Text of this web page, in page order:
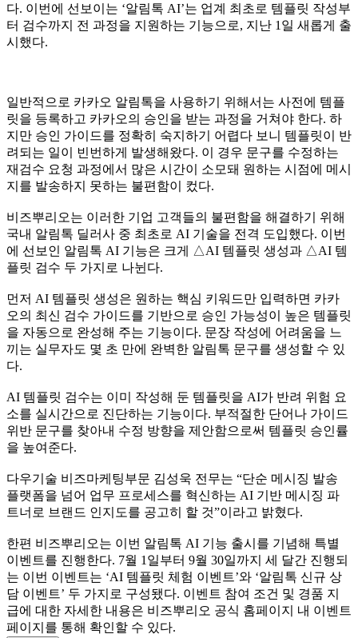
다. 이번에 선보이는 ‘알림톡 AI’는 업계 최초로 템플릿 작성부
터 검수까지 전 과정을 지원하는 기능으로, 지난 1일 새롭게 출
시했다.
일반적으로 카카오 알림톡을 사용하기 위해서는 사전에 템플
릿을 등록하고 카카오의 승인을 받는 과정을 거쳐야 한다. 하
지만 승인 가이드를 정확히 숙지하기 어렵다 보니 템플릿이 반
려되는 일이 빈번하게 발생해왔다. 이 경우 문구를 수정하는
재검수 요청 과정에서 많은 시간이 소모돼 원하는 시점에 메시
지를 발송하지 못하는 불편함이 컸다.
비즈뿌리오는 이러한 기업 고객들의 불편함을 해결하기 위해
국내 알림톡 딜러사 중 최초로 AI 기술을 전격 도입했다. 이번
에 선보인 알림톡 AI 기능은 크게 △AI 템플릿 생성과 △AI 템
플릿 검수 두 가지로 나뉜다.
먼저 AI 템플릿 생성은 원하는 핵심 키워드만 입력하면 카카
오의 최신 검수 가이드를 기반으로 승인 가능성이 높은 템플릿
을 자동으로 완성해 주는 기능이다. 문장 작성에 어려움을 느
끼는 실무자도 몇 초 만에 완벽한 알림톡 문구를 생성할 수 있
다.
AI 템플릿 검수는 이미 작성해 둔 템플릿을 AI가 반려 위험 요
소를 실시간으로 진단하는 기능이다. 부적절한 단어나 가이드
위반 문구를 찾아내 수정 방향을 제안함으로써 템플릿 승인률
을 높여준다.
다우기술 비즈마케팅부문 김성욱 전무는 “단순 메시징 발송
플랫폼을 넘어 업무 프로세스를 혁신하는 AI 기반 메시징 파
트너로 브랜드 인지도를 공고히 할 것”이라고 밝혔다.
한편 비즈뿌리오는 이번 알림톡 AI 기능 출시를 기념해 특별
이벤트를 진행한다. 7월 1일부터 9월 30일까지 세 달간 진행되
는 이번 이벤트는 ‘AI 템플릿 체험 이벤트’와 ‘알림톡 신규 상
담 이벤트’ 두 가지로 구성됐다. 이벤트 참여 조건 및 경품 지
급에 대한 자세한 내용은 비즈뿌리오 공식 홈페이지 내 이벤트
페이지를 통해 확인할 수 있다.